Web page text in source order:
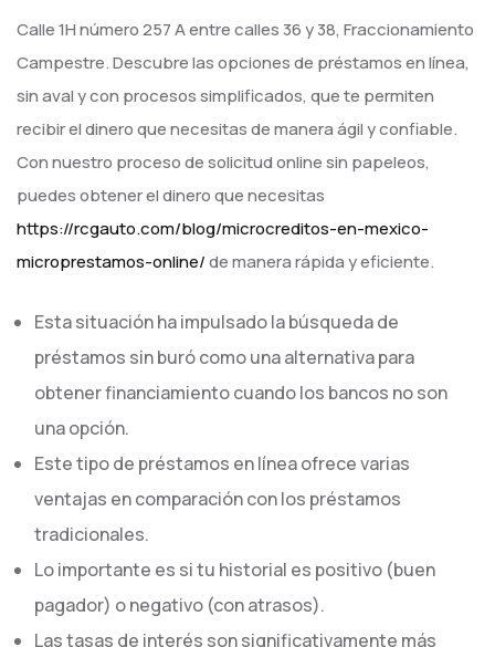
Calle 1H número 257 A entre calles 36 y 38, Fraccionamiento
Campestre. Descubre las opciones de préstamos en línea,
sin aval y con procesos simplificados, que te permiten
recibir el dinero que necesitas de manera ágil y confiable.
Con nuestro proceso de solicitud online sin papeleos,
puedes obtener el dinero que necesitas
https://rcgauto.com/blog/microcreditos-en-mexico-
microprestamos-online/de manera rápida y eficiente.
Esta situación ha impulsado la búsqueda de
préstamos sin buró como una alternativa para
obtener financiamiento cuando los bancos no son
una opción.
Este tipo de préstamos en línea ofrece varias
ventajas en comparación con los préstamos
tradicionales.
Lo importante es si tu historial es positivo (buen
pagador) o negativo (con atrasos).
Las tasas de interés son significativamente más